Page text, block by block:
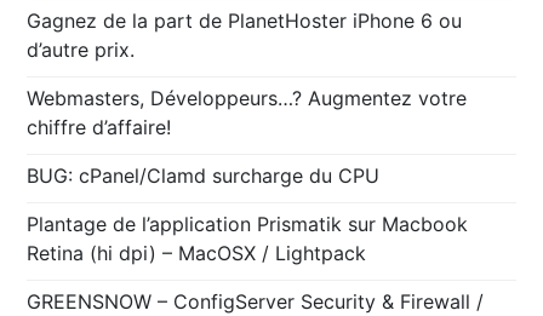
Gagnez de la part de PlanetHoster iPhone 6 ou
d’autre prix.
Webmasters, Développeurs…? Augmentez votre
chiffre d’affaire!
BUG: cPanel/Clamd surcharge du CPU
Plantage de l’application Prismatik sur Macbook
Retina (hi dpi) – MacOSX / Lightpack
GREENSNOW – ConfigServer Security & Firewall /